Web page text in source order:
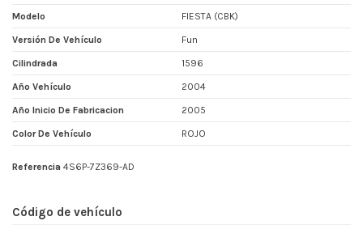
Modelo FIESTA (CBK)
Versión De Vehículo Fun
Cilindrada 1596
Año Vehículo 2004
Año Inicio De Fabricacion 2005
Color De Vehículo ROJO
Referencia 4S6P-7Z369-AD
Código de vehículo